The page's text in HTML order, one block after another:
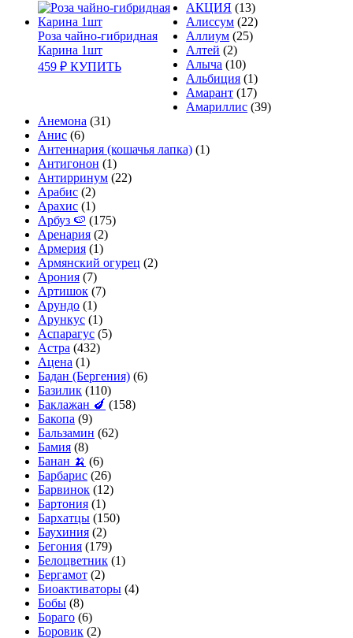
Роза чайно-гибридная
Карина 1шт
459 ₽ КУПИТЬ
АКЦИЯ (13)
Алиссум (22)
Аллиум (25)
Алтей (2)
Алыча (10)
Альбиция (1)
Амарант (17)
Амариллис (39)
Анемона (31)
Анис (6)
Антеннария (кошачья лапка) (1)
Антигонон (1)
Антирринум (22)
Арабис (2)
Арахис (1)
Арбуз 🍉 (175)
Аренария (2)
Армерия (1)
Армянский огурец (2)
Арония (7)
Артишок (7)
Арундо (1)
Арункус (1)
Аспарагус (5)
Астра (432)
Ацена (1)
Бадан (Бергения) (6)
Базилик (110)
Баклажан 🍆 (158)
Бакопа (9)
Бальзамин (62)
Бамия (8)
Банан 🍌 (6)
Барбарис (26)
Барвинок (12)
Бартония (1)
Бархатцы (150)
Баухиния (2)
Бегония (179)
Белоцветник (1)
Бергамот (2)
Биоактиваторы (4)
Бобы (8)
Бораго (6)
Боровик (2)